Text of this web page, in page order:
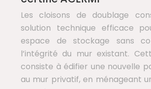
Les cloisons de doublage
solution technique efficace
espace de stockage sans
l’intégrité du mur existant.
consiste à édifier une nouvelle
au mur privatif, en ménageant